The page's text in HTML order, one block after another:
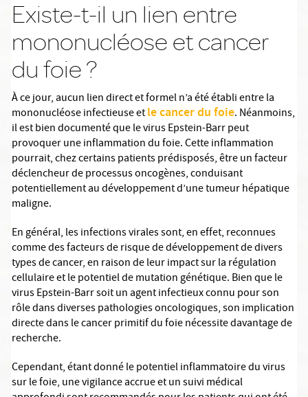
Existe-t-il un lien entre
mononucléose et cancer
du foie ?
À ce jour, aucun lien direct et formel n’a été établi entre la
mononucléose infectieuse etle cancer du foie. Néanmoins,
il est bien documenté que le virus Epstein-Barr peut
provoquer une inflammation du foie. Cette inflammation
pourrait, chez certains patients prédisposés, être un facteur
déclencheur de processus oncogènes, conduisant
potentiellement au développement d’une tumeur hépatique
maligne.
En général, les infections virales sont, en effet, reconnues
comme des facteurs de risque de développement de divers
types de cancer, en raison de leur impact sur la régulation
cellulaire et le potentiel de mutation génétique. Bien que le
virus Epstein-Barr soit un agent infectieux connu pour son
rôle dans diverses pathologies oncologiques, son implication
directe dans le cancer primitif du foie nécessite davantage de
recherche.
Cependant, étant donné le potentiel inflammatoire du virus
sur le foie, une vigilance accrue et un suivi médical